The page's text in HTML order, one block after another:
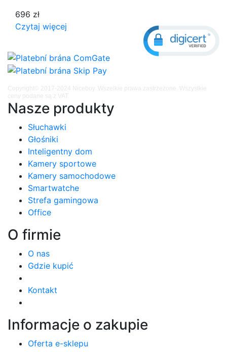
696 zł
Czytaj więcej
Nasze produkty
Słuchawki
Głośniki
Inteligentny dom
Kamery sportowe
Kamery samochodowe
Smartwatche
Strefa gamingowa
Office
O firmie
O nas
Gdzie kupić
Kontakt
Informacje o zakupie
Oferta e-sklepu
Copyright© 2017-2024 Niceboy. Wszelkie prawa zastrzeżone. Wszystkie
ceny podane są z VAT.